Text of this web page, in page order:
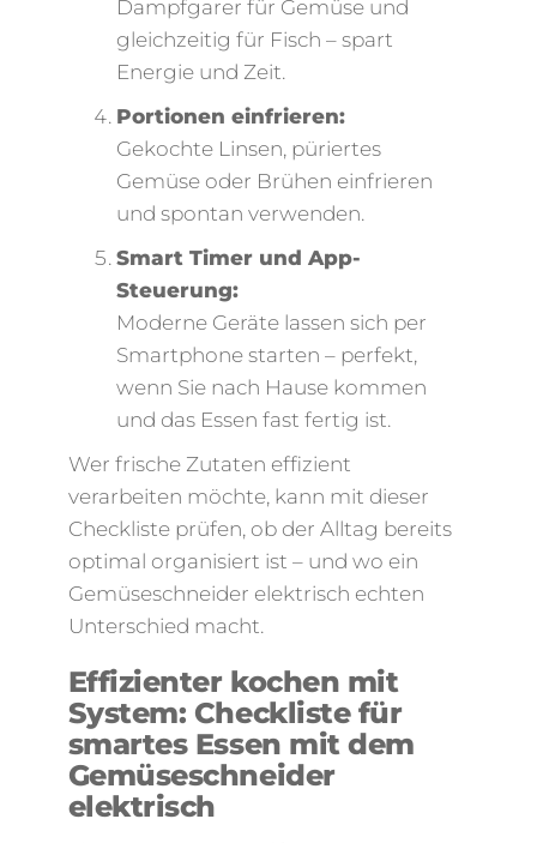
Dampfgarer für Gemüse und
gleichzeitig für Fisch – spart
Energie und Zeit.
Portionen einfrieren:
Gekochte Linsen, püriertes
Gemüse oder Brühen einfrieren
und spontan verwenden.
Smart Timer und App-
Steuerung:
Moderne Geräte lassen sich per
Smartphone starten – perfekt,
wenn Sie nach Hause kommen
und das Essen fast fertig ist.
Wer frische Zutaten effizient
verarbeiten möchte, kann mit dieser
Checkliste prüfen, ob der Alltag bereits
optimal organisiert ist – und wo ein
Gemüseschneider elektrisch echten
Unterschied macht.
Effizienter kochen mit
System: Checkliste für
smartes Essen mit dem
Gemüseschneider
elektrisch